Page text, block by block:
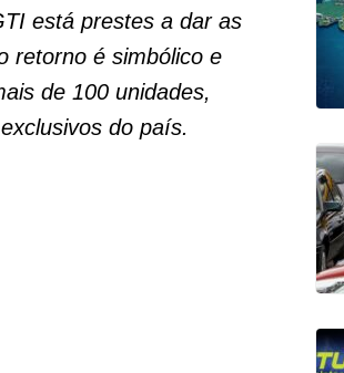
está prestes a dar as
retorno é simbólico e
de 100 unidades,
do país.